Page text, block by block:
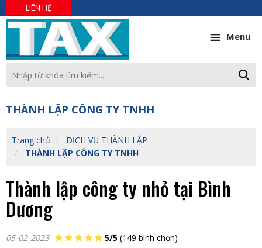
LIÊN HỆ
Menu
THÀNH LẬP CÔNG TY TNHH
Trang chủ
DỊCH VỤ THÀNH LẬP
THÀNH LẬP CÔNG TY TNHH
Thành lập công ty nhỏ tại Bình
Dương
05-02-2023 5/5 (149 bình chọn)